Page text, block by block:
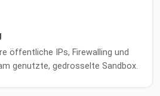
öffentliche IPs, Firewalling und
genutzte, gedrosselte Sandbox.